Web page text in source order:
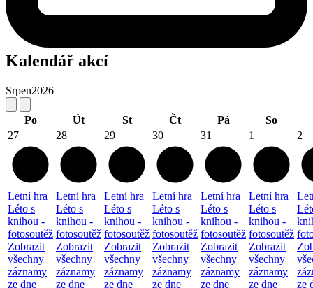
Kalendář akcí
Srpen2026
Po Út St Čt Pá
So
27
Letní hra
Léto s
knihou -
fotosoutěž
Zobrazit
všechny
záznamy
ze dne
28
Letní hra
Léto s
knihou -
fotosoutěž
Zobrazit
všechny
záznamy
ze dne
29
Letní hra
Léto s
knihou -
fotosoutěž
Zobrazit
všechny
záznamy
ze dne
30
Letní hra
Léto s
knihou -
fotosoutěž
Zobrazit
všechny
záznamy
ze dne
31
Letní hra
Léto s
knihou -
fotosoutěž
Zobrazit
všechny
záznamy
ze dne
1
Letní hra
Léto s
knihou -
fotosoutěž
Zobrazit
všechny
záznamy
ze dne
2
ze